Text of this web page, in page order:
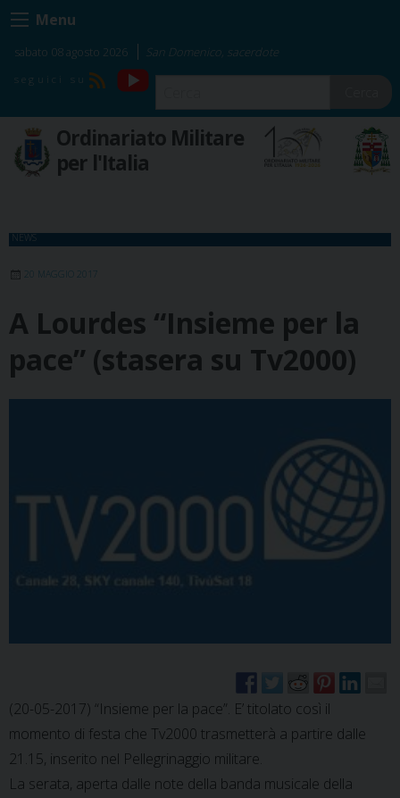
Skip
to
content
Menu
sabato 08 agosto 2026 San Domenico, sacerdote
RSS
YouTube
Ordinariato Militare
per l'Italia
NEWS
20 MAGGIO 2017
A Lourdes “Insieme per la
pace” (stasera su Tv2000)
(20-05-2017) “Insieme per la pace”. E’ titolato così il
momento di festa che Tv2000 trasmetterà a partire dalle
21.15, inserito nel Pellegrinaggio militare.
La serata, aperta dalle note della banda musicale della